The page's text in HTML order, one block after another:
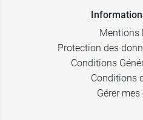
Mentions
Protection des
Conditions
Conditions
Gérer